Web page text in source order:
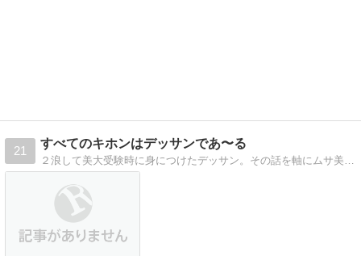
21
すべてのキホンはデッサンであ〜る
２浪して美大受験時に身につけたデッサン。その話を軸にムサ美時代、昔イラストレーター、現在デザイナーとして活動してる現場の声。フリーとして生き残るコツなどの記事。